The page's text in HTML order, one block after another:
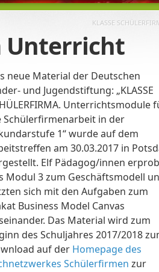
KLASSE
Unterricht
neue Material der Deutschen
und Jugendstiftung: „KLASSE
Unterrichtsmodule
Schülerfirmenarbeit in der
1“ wurde auf dem
am 30.03.2017 in
Elf Pädagog/innen
Modul 3 zum Geschäftsmodell
sich mit den Aufgaben zum
Business Model Canvas
Das Material wird zum
des Schuljahres 2017/2018
auf der Homepage des
Schülerfirmen zur